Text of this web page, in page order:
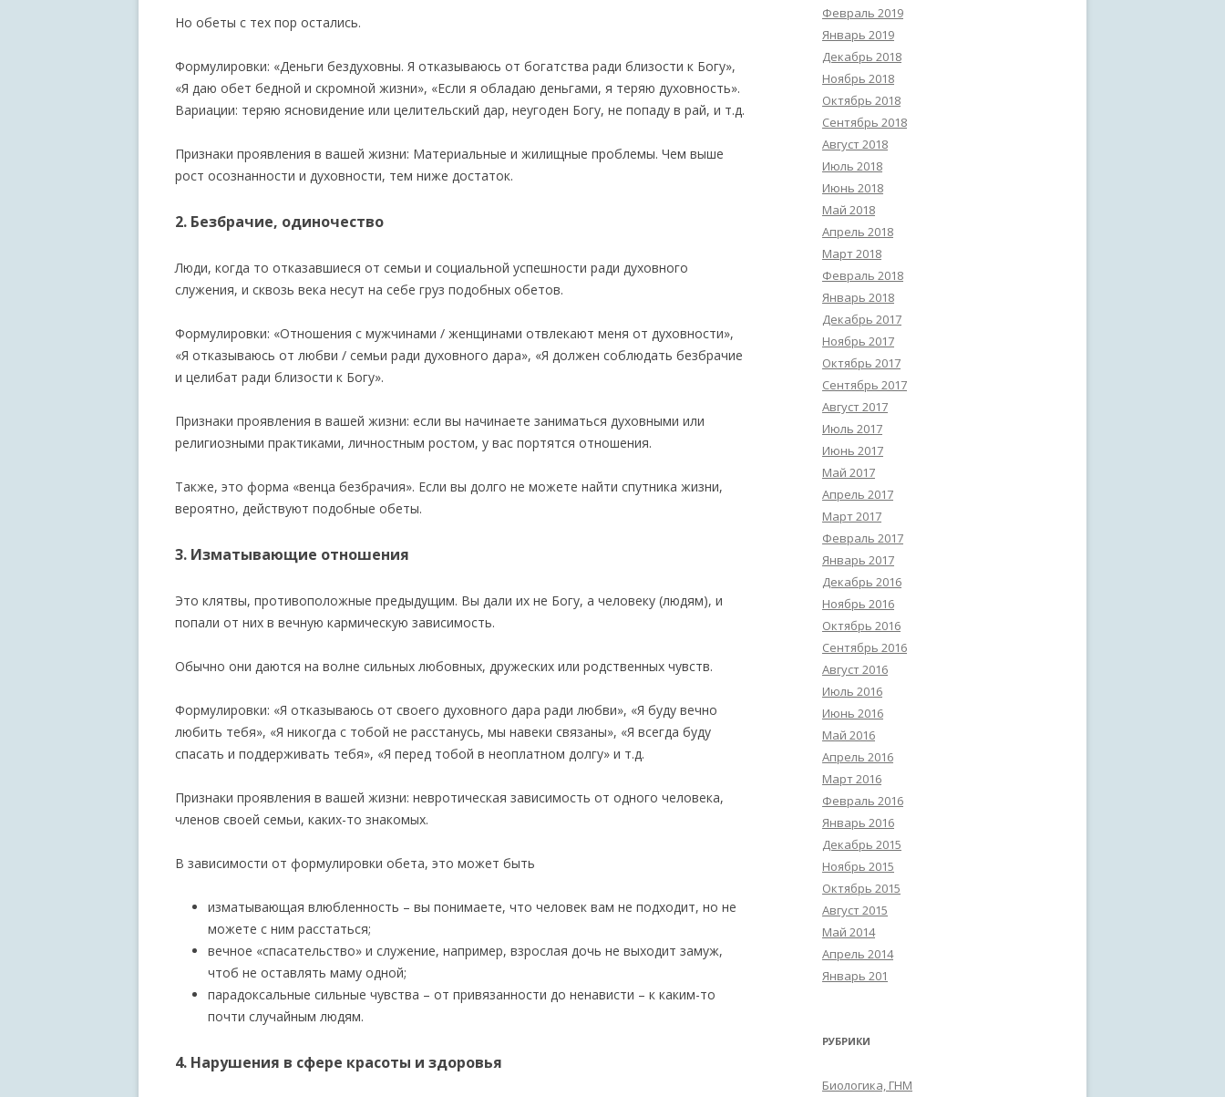
Но обеты с тех пор остались.
Формулировки: «Деньги бездуховны. Я отказываюсь от богатства ради близости к Богу»,
«Я даю обет бедной и скромной жизни», «Если я обладаю деньгами, я теряю духовность».
Вариации: теряю ясновидение или целительский дар, неугоден Богу, не попаду в рай, и т.д.
Признаки проявления в вашей жизни: Материальные и жилищные проблемы. Чем выше
рост осознанности и духовности, тем ниже достаток.
2. Безбрачие, одиночество
Люди, когда то отказавшиеся от семьи и социальной успешности ради духовного
служения, и сквозь века несут на себе груз подобных обетов.
Формулировки: «Отношения с мужчинами / женщинами отвлекают меня от духовности»,
«Я отказываюсь от любви / семьи ради духовного дара», «Я должен соблюдать безбрачие
и целибат ради близости к Богу».
Признаки проявления в вашей жизни: если вы начинаете заниматься духовными или
религиозными практиками, личностным ростом, у вас портятся отношения.
Также, это форма «венца безбрачия». Если вы долго не можете найти спутника жизни,
вероятно, действуют подобные обеты.
3. Изматывающие отношения
Это клятвы, противоположные предыдущим. Вы дали их не Богу, а человеку (людям), и
попали от них в вечную кармическую зависимость.
Обычно они даются на волне сильных любовных, дружеских или родственных чувств.
Формулировки: «Я отказываюсь от своего духовного дара ради любви», «Я буду вечно
любить тебя», «Я никогда с тобой не расстанусь, мы навеки связаны», «Я всегда буду
спасать и поддерживать тебя», «Я перед тобой в неоплатном долгу» и т.д.
Признаки проявления в вашей жизни: невротическая зависимость от одного человека,
членов своей семьи, каких-то знакомых.
В зависимости от формулировки обета, это может быть
изматывающая влюбленность – вы понимаете, что человек вам не подходит, но не
можете с ним расстаться;
вечное «спасательство» и служение, например, взрослая дочь не выходит замуж,
чтоб не оставлять маму одной;
парадоксальные сильные чувства – от привязанности до ненависти – к каким-то
почти случайным людям.
4. Нарушения в сфере красоты и здоровья
Февраль 2019
Январь 2019
Декабрь 2018
Ноябрь 2018
Октябрь 2018
Сентябрь 2018
Август 2018
Июль 2018
Июнь 2018
Май 2018
Апрель 2018
Март 2018
Февраль 2018
Январь 2018
Декабрь 2017
Ноябрь 2017
Октябрь 2017
Сентябрь 2017
Август 2017
Июль 2017
Июнь 2017
Май 2017
Апрель 2017
Март 2017
Февраль 2017
Январь 2017
Декабрь 2016
Ноябрь 2016
Октябрь 2016
Сентябрь 2016
Август 2016
Июль 2016
Июнь 2016
Май 2016
Апрель 2016
Март 2016
Февраль 2016
Январь 2016
Декабрь 2015
Ноябрь 2015
Октябрь 2015
Август 2015
Май 2014
Апрель 2014
Январь 201
РУБРИКИ
Биологика, ГНМ